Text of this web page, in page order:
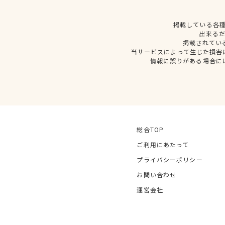
掲載している各
出来る
掲載されてい
当サービスによって生じた損
情報に誤りがある場合
総合TOP
ご利用にあたって
プライバシーポリシー
お問い合わせ
運営会社